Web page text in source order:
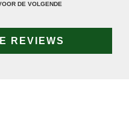
van het vak en werkt
Echt een aanrader!
DE VOLGENDE
REVIEWS